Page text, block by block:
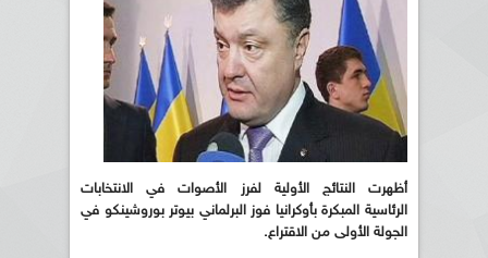
أظهرت النتائج الأولية لفرز الأصوات في الانتخابات
الرئاسية المبكرة بأوكرانيا فوز البرلماني بيوتر بوروشينكو في
الجولة الأولى من الاقتراع.